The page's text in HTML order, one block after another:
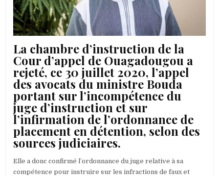
AVOCATS
La chambre d’instruction de la
Cour d’appel de Ouagadougou a
rejeté, ce 30 juillet 2020, l’appel
des avocats du ministre Bouda
portant sur l’incompétence du
juge d’instruction et sur
l’infirmation de l’ordonnance de
placement en détention, selon des
sources judiciaires.
Elle a donc confirmé l’ordonnance du juge relative à sa
compétence pour instruire sur les infractions de faux et